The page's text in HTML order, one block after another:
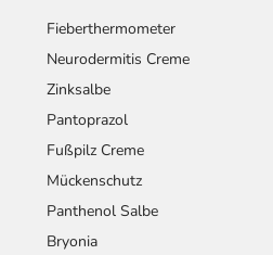
Fieberthermometer
Neurodermitis Creme
Zinksalbe
Pantoprazol
Fußpilz Creme
Mückenschutz
Panthenol Salbe
Bryonia